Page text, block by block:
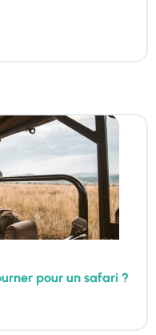
pour un safari ?